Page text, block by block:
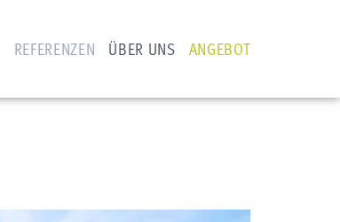
REFERENZEN ÜBER UNS ANGEBOT